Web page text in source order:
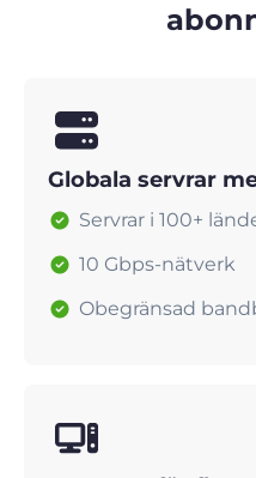
Globala servrar
Servrar i 100+
10 Gbps-nätverk
Obegränsad